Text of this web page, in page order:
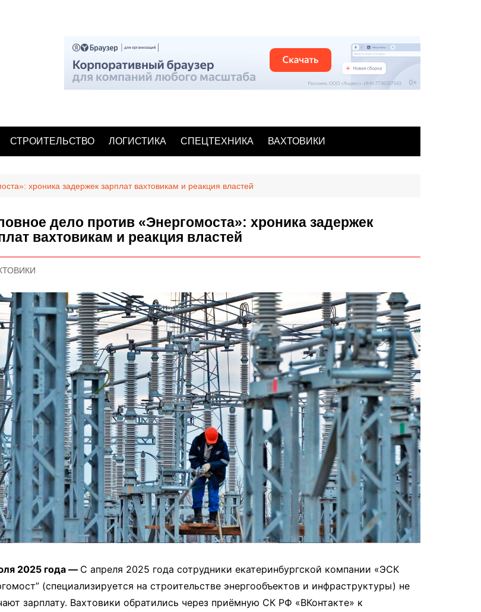
СТРОИТЕЛЬСТВО ЛОГИСТИКА СПЕЦТЕХНИКА ВАХТОВИКИ
хроника задержек зарплат вахтовикам и реакция властей
дело против «Энергомоста»: хроника задержек
вахтовикам и реакция властей
2025 года — С апреля 2025 года сотрудники екатеринбургской компании «ЭСК
(специализируется на строительстве энергообъектов и инфраструктуры) не
зарплату. Вахтовики обратились через приёмную СК РФ «ВКонтакте» к